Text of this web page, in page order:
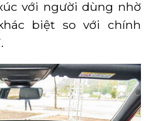
với người dùng nhờ
biệt so với chính